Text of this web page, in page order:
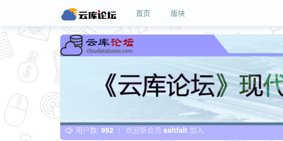
首页 版块
用户数: 992 | 欢迎新会员 saltfalt 加入